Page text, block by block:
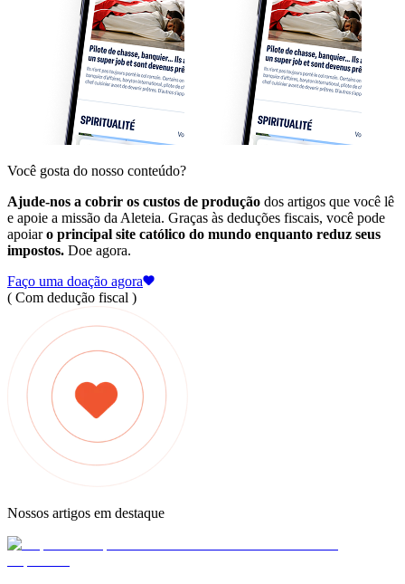
Você gosta do nosso conteúdo?
Ajude-nos a cobrir os custos de produção dos artigos que você lê
e apoie a missão da Aleteia. Graças às deduções fiscais, você pode
apoiaro principal site católico do mundo enquanto reduz seus
impostos. Doe agora.
Faço uma doação agora
( Com dedução fiscal )
Nossos artigos em destaque